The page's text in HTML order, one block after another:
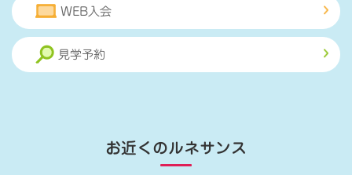
WEB入会
見学予約
お近くのルネサンス